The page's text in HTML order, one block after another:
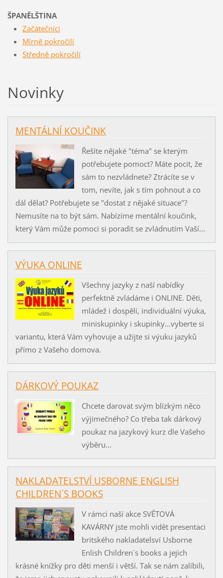
ŠPANĚLŠTINA
Začátečníci
Mírně pokročilí
Středně pokročilí
Novinky
MENTÁLNÍ KOUČINK
Řešíte nějaké "téma" se kterým
potřebujete pomoct? Máte pocit, že
sám to nezvládnete? Ztrácíte se v
tom, nevíte, jak s tím pohnout a co
dál dělat? Potřebujete se "dostat z nějaké situace"?
Nemusíte na to být sám. Nabízíme mentální koučink,
který Vám může pomoci si poradit se zvládnutím Vaší...
VÝUKA ONLINE
Všechny jazyky z naší nabídky
perfektně zvládáme i ONLINE. Děti,
mládež i dospělí, individuální výuka,
miniskupinky i skupinky...vyberte si
variantu, která Vám vyhovuje a užijte si výuku jazyků
přímo z Vašeho domova.
DÁRKOVÝ POUKAZ
Chcete darovat svým blízkým něco
výjimečného? Co třeba tak dárkový
poukaz na jazykový kurz dle Vašeho
výběru...
NAKLADATELSTVÍ USBORNE ENGLISH
CHILDREN´S BOOKS
V rámci naší akce SVĚTOVÁ
KAVÁRNY jste mohli vidět presentaci
britského nakladatelsví Usborne
Enlish Children´s books a jejich
krásné knížky pro děti menší i větší. Tak se nám zalíbili,